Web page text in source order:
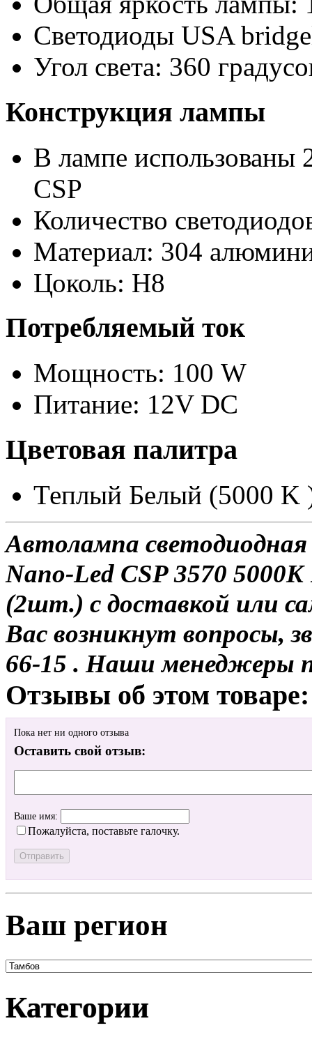
Светодиоды USA
Угол света: 360
Конструкция лампы
В лампе использованы
CSP
Количество
Материал: 304
Цоколь: H8
Потребляемый ток
Мощность: 100 W
Питание: 12V DC
Цветовая палитра
Теплый Белый (5000 K
Автолампа
Nano-Led CSP 3570
(2шт.) с доставкой или
Вас возникнут вопросы,
66-15 . Наши менеджеры
Отзывы об этом товаре:
Пока нет ни одного отзыва
Оставить свой отзыв:
Ваше имя:
Пожалуйста, поставьте галочку.
Ваш регион
Категории